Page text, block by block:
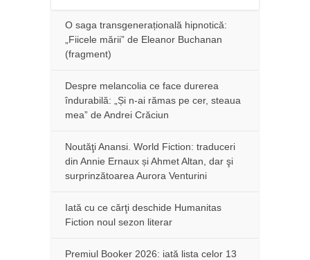
O saga transgenerațională hipnotică:
„Fiicele mării” de Eleanor Buchanan
(fragment)
Despre melancolia ce face durerea
îndurabilă: „Și n-ai rămas pe cer, steaua
mea” de Andrei Crăciun
Noutăţi Anansi. World Fiction: traduceri
din Annie Ernaux și Ahmet Altan, dar şi
surprinzătoarea Aurora Venturini
Iată cu ce cărţi deschide Humanitas
Fiction noul sezon literar
Premiul Booker 2026: iată lista celor 13